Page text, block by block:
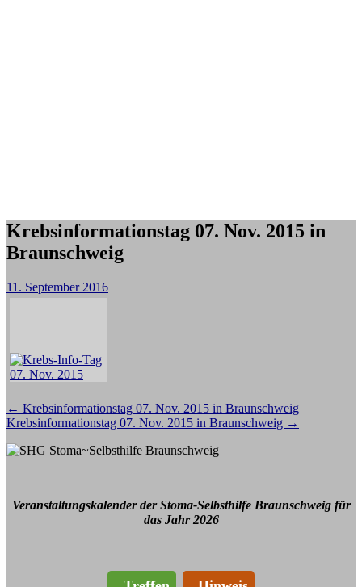
Krebsinformationstag 07. Nov. 2015 in
Braunschweig
11. September 2016
Beitragsnavigation
← Krebsinformationstag 07. Nov. 2015 in Braunschweig
Krebsinformationstag 07. Nov. 2015 in Braunschweig →
Veranstaltungskalender der Stoma-Selbsthilfe Braunschweig für
das Jahr 2026